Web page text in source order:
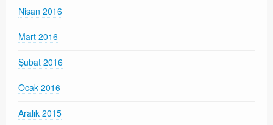
Nisan 2016
Mart 2016
Şubat 2016
Ocak 2016
Aralık 2015